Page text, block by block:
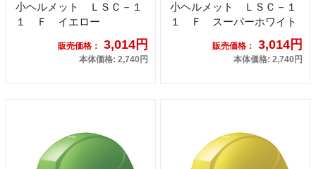
小ヘルメット ＬＳＣ－１
１ Ｆ イエロー
販売価格： 3,014円
本体価格: 2,740円
小ヘルメット ＬＳＣ－１
１ Ｆ スーパーホワイト
販売価格： 3,014円
本体価格: 2,740円